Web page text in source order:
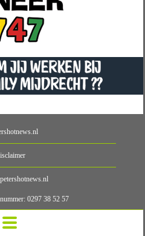
0297 38 52 57